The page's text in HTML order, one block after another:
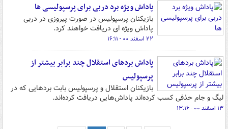
پاداش ویژه برد دربی برای پرسپولیسی ها
بازیکنان پرسپولیس در صورت پیروزی در دربی
پاداش ویژه ای دریافت خواهند کرد.
۲۲ اسفند ۰۰ - ۱۶:۱۱
پاداش بردهای استقلال چند برابر بیشتر از
پرسپولیس
بازیکنان استقلال و پرسپولیس بابت بردهایی که در
لیگ و جام حذفی کسب کرده‌اند پاداش‌هایی دریافت کرده‌اند.
۱۳ اسفند ۰۰ - ۱۳:۱۶